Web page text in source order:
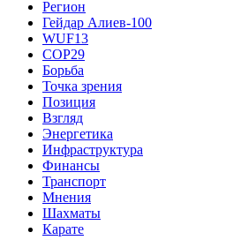
Регион
Гейдар Алиев-100
WUF13
COP29
Борьба
Точка зрения
Позиция
Взгляд
Энергетика
Инфраструктура
Финансы
Транспорт
Мнения
Шахматы
Карате